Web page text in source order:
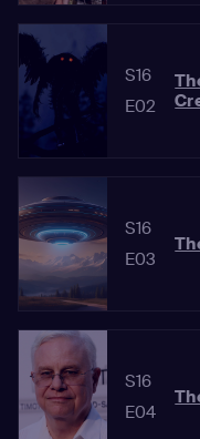
S16
E02
S16
E03
S16
E04